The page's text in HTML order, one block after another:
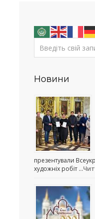
Новини
презентували
художніх робіт …